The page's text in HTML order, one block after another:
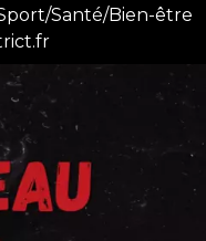
Sport/Santé/Bien-être